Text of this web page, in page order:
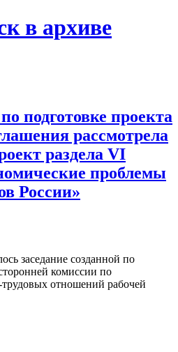
в архиве
подготовке проекта
рассмотрела
раздела VI
проблемы
России»
заседание созданной по
комиссии по
отношений рабочей